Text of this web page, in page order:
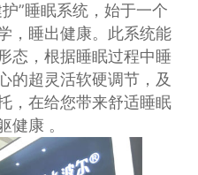
”睡眠系统，始于一个
，睡出健康。此系统能
态，根据睡眠过程中睡
的超灵活软硬调节，及
，在给您带来舒适睡眠
健康 。